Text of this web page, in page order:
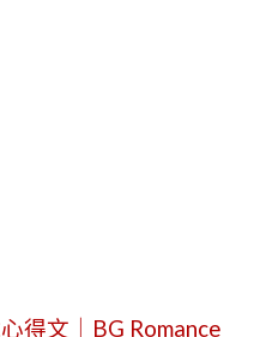
得文｜BG Romance